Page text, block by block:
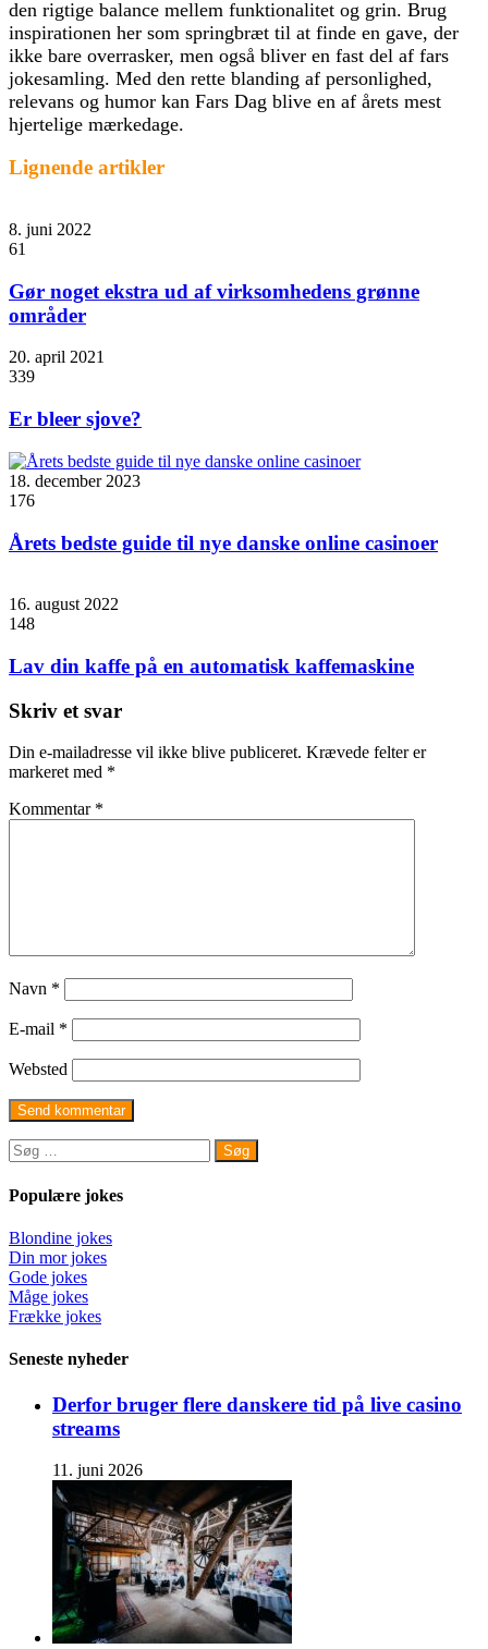
den rigtige balance mellem funktionalitet og grin. Brug
inspirationen her som springbræt til at finde en gave, der
ikke bare overrasker, men også bliver en fast del af fars
jokesamling. Med den rette blanding af personlighed,
relevans og humor kan Fars Dag blive en af årets mest
hjertelige mærkedage.
Lignende artikler
8. juni 2022
61
Gør noget ekstra ud af virksomhedens grønne
områder
20. april 2021
339
Er bleer sjove?
18. december 2023
176
Årets bedste guide til nye danske online casinoer
16. august 2022
148
Lav din kaffe på en automatisk kaffemaskine
Skriv et svar
Din e-mailadresse vil ikke blive publiceret. Krævede felter er
markeret med *
Kommentar *
Navn *
E-mail *
Websted
Søg
efter:
Populære jokes
Blondine jokes
Din mor jokes
Gode jokes
Måge jokes
Frække jokes
Seneste nyheder
Derfor bruger flere danskere tid på live casino
streams
11. juni 2026